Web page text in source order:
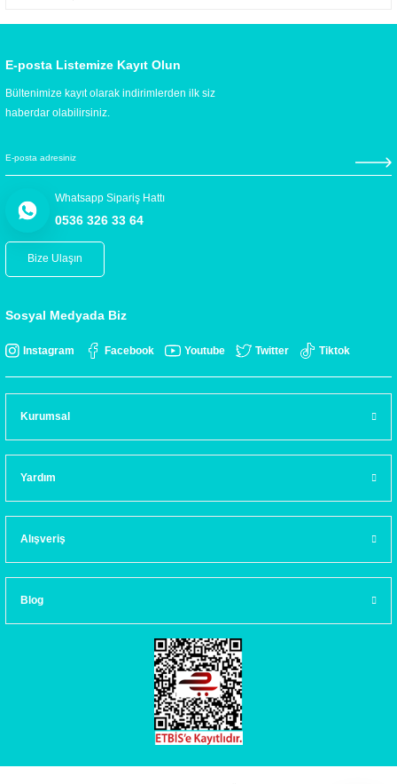
E-posta Listemize Kayıt Olun
Bültenimize kayıt olarak indirimlerden ilk siz
haberdar olabilirsiniz.
Whatsapp Sipariş Hattı
0536 326 33 64
Bize Ulaşın
Sosyal Medyada Biz
Instagram Facebook Youtube Twitter Tiktok
Kurumsal
Yardım
Alışveriş
Blog